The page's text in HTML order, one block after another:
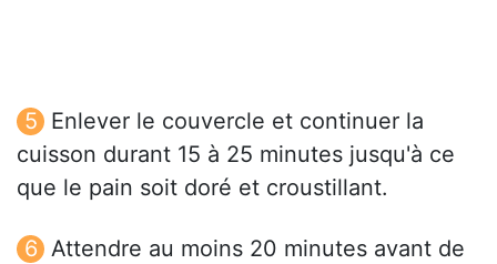
Enlever le couvercle et continuer la
cuisson durant 15 à 25 minutes jusqu'à ce
que le pain soit doré et croustillant.
Attendre au moins 20 minutes avant de